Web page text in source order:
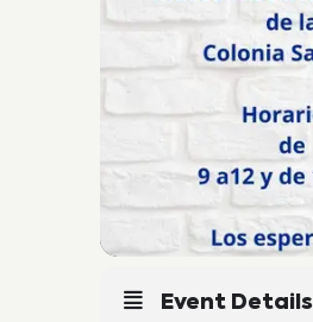
Event Details